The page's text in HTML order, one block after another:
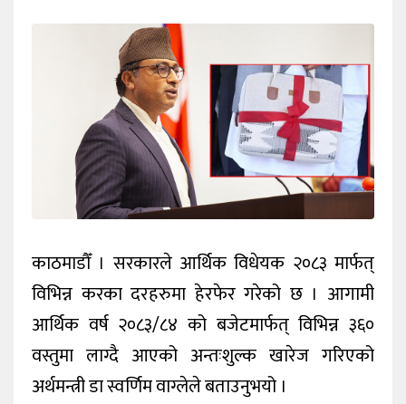
अन्तर्वार्ता
काठमाडौँ । सरकारले आर्थिक विधेयक २०८३ मार्फत्
विभिन्न करका दरहरुमा हेरफेर गरेको छ । आगामी
आर्थिक वर्ष २०८३/८४ को बजेटमार्फत् विभिन्न ३६०
वस्तुमा लाग्दै आएको अन्तःशुल्क खारेज गरिएको
अर्थमन्त्री डा स्वर्णिम वाग्लेले बताउनुभयो ।